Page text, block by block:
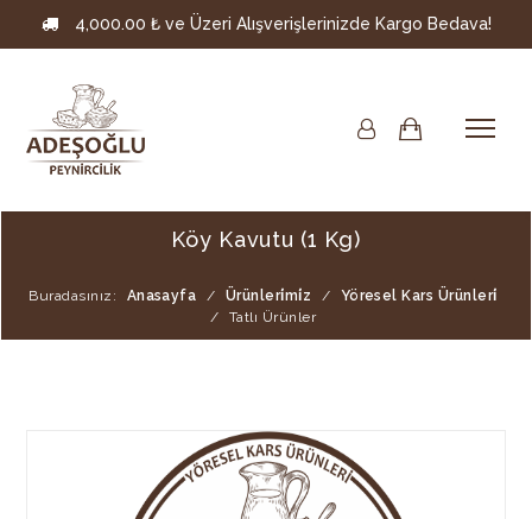
4,000.00 ₺ ve Üzeri Alışverişlerinizde Kargo Bedava!
Köy Kavutu (1 Kg)
Buradasınız: Anasayfa / Ürünleri̇mi̇z /
Yöresel Kars Ürünleri̇
/
Tatlı Ürünler